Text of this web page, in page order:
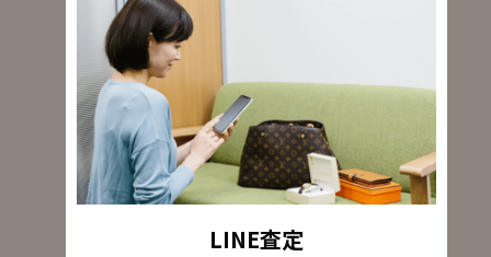
LINE査定